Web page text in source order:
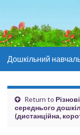
Дошкільний
Return to
середнього
(дистанційна,